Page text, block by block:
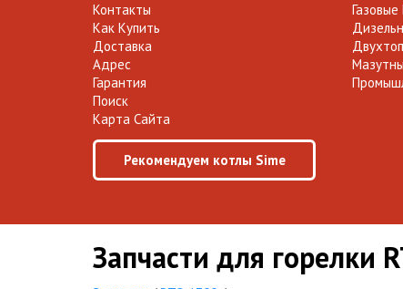
Контакты
Как Купить
Доставка
Адрес
Гарантия
Поиск
Карта Сайта
Рекомендуем котлы Sime
Запчасти для горелки